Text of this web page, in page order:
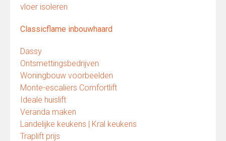
vloer isoleren
Classicflame inbouwhaard
Dassy
Ontsmettingsbedrijven
Woningbouw voorbeelden
Monte-escaliers Comfortlift
Ideale huislift
Veranda maken
Landelijke keukens | Kral keukens
Traplift prijs